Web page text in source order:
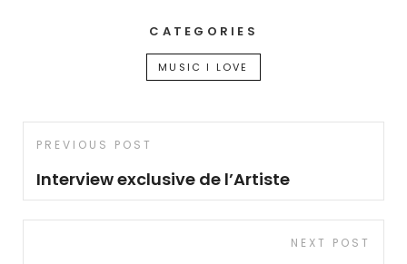
CATEGORIES
MUSIC I LOVE
Navigation
l’article
Previous
Post
PREVIOUS POST
Interview exclusive de l’Artiste
NEXT POST